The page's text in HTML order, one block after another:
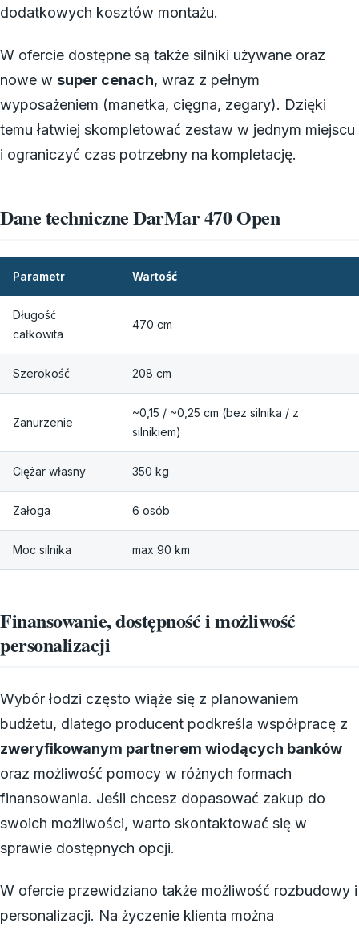
dodatkowych kosztów montażu.
W ofercie dostępne są także silniki używane oraz
nowe w super cenach, wraz z pełnym
wyposażeniem (manetka, cięgna, zegary). Dzięki
temu łatwiej skompletować zestaw w jednym miejscu
i ograniczyć czas potrzebny na kompletację.
Dane techniczne DarMar 470 Open
Parametr Wartość
Długość
całkowita
470 cm
Szerokość 208 cm
Zanurzenie
~0,15 / ~0,25 cm (bez silnika / z
silnikiem)
Ciężar własny 350 kg
Załoga 6 osób
Moc silnika max 90 km
Finansowanie, dostępność i możliwość
personalizacji
Wybór łodzi często wiąże się z planowaniem
budżetu, dlatego producent podkreśla współpracę z
zweryfikowanym partnerem wiodących banków
oraz możliwość pomocy w różnych formach
finansowania. Jeśli chcesz dopasować zakup do
swoich możliwości, warto skontaktować się w
sprawie dostępnych opcji.
W ofercie przewidziano także możliwość rozbudowy i
personalizacji. Na życzenie klienta można